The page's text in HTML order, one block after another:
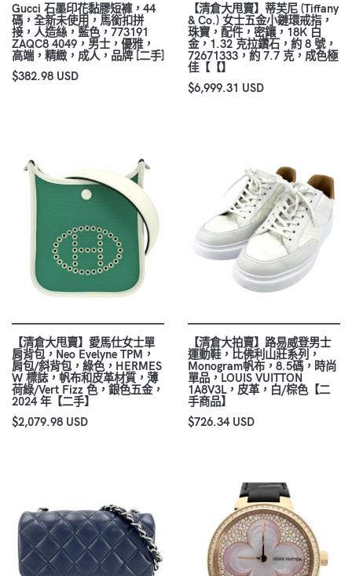
Gucci 石墨印花黏膠短褲，44
碼，全新未使用，馬銜扣拼
接，人造絲，藍色，773191
ZAQC8 4049，男士，優雅，
高端，精緻，成人，品牌 [二手]
$382.98 USD
【清倉大甩賣】蒂芙尼 (Tiffany
& Co.) 女士五金小鏈環戒指，
珠寶，配件，密鑲，18K 白
金，1.32 克拉鑽石，約 8 號，
72671333，約 7.7 克，成色極
佳【【】
$6,999.31 USD
【清倉大甩賣】愛馬仕女士單
肩背包，Neo Evelyne TPM，
肩包/斜背包，綠色，HERMES
W 標誌，帆布和皮革材質，薄
荷綠/Vert Fizz 色，銀色五金，
2024 年【二手】
$2,079.98 USD
【清倉大拍賣】路易威登男士
運動鞋，比佛利山莊系列，
Monogram帆布，8.5碼，時尚
單品，LOUIS VUITTON
1A8V3L，皮革，白/棕色【二
手商品】
$726.34 USD